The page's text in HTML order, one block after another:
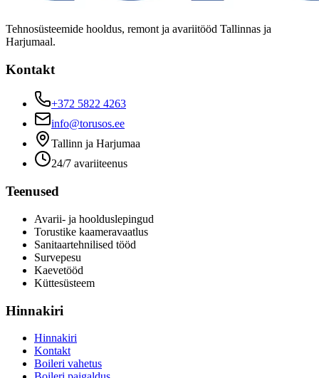
Tehnosüsteemide hooldus, remont ja avariitööd Tallinnas ja
Harjumaal.
Kontakt
+372 5822 4263
info@torusos.ee
Tallinn ja Harjumaa
24/7 avariiteenus
Teenused
Avarii- ja hoolduslepingud
Torustike kaameravaatlus
Sanitaartehnilised tööd
Survepesu
Kaevetööd
​Küttesüsteem
Hinnakiri
Hinnakiri
Kontakt
Boileri vahetus